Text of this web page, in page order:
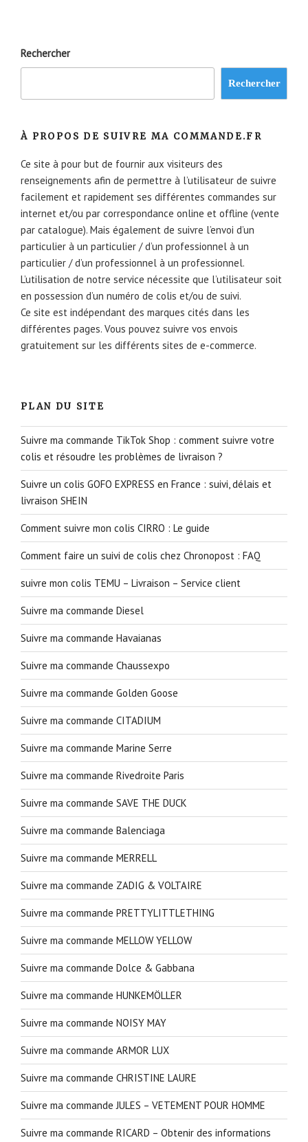
Rechercher
Rechercher
À PROPOS DE SUIVRE MA COMMANDE.FR
Ce site à pour but de fournir aux visiteurs des
renseignements afin de permettre à l’utilisateur de suivre
facilement et rapidement ses différentes commandes sur
internet et/ou par correspondance online et offline (vente
par catalogue). Mais également de suivre l’envoi d’un
particulier à un particulier / d’un professionnel à un
particulier / d’un professionnel à un professionnel.
L’utilisation de notre service nécessite que l’utilisateur soit
en possession d’un numéro de colis et/ou de suivi.
Ce site est indépendant des marques cités dans les
différentes pages. Vous pouvez suivre vos envois
gratuitement sur les différents sites de e-commerce.
PLAN DU SITE
Suivre ma commande TikTok Shop : comment suivre votre
colis et résoudre les problèmes de livraison ?
Suivre un colis GOFO EXPRESS en France : suivi, délais et
livraison SHEIN
Comment suivre mon colis CIRRO : Le guide
Comment faire un suivi de colis chez Chronopost : FAQ
suivre mon colis TEMU – Livraison – Service client
Suivre ma commande Diesel
Suivre ma commande Havaianas
Suivre ma commande Chaussexpo
Suivre ma commande Golden Goose
Suivre ma commande CITADIUM
Suivre ma commande Marine Serre
Suivre ma commande Rivedroite Paris
Suivre ma commande SAVE THE DUCK
Suivre ma commande Balenciaga
Suivre ma commande MERRELL
Suivre ma commande ZADIG & VOLTAIRE
Suivre ma commande PRETTYLITTLETHING
Suivre ma commande MELLOW YELLOW
Suivre ma commande Dolce & Gabbana
Suivre ma commande HUNKEMÖLLER
Suivre ma commande NOISY MAY
Suivre ma commande ARMOR LUX
Suivre ma commande CHRISTINE LAURE
Suivre ma commande JULES – VETEMENT POUR HOMME
Suivre ma commande RICARD – Obtenir des informations